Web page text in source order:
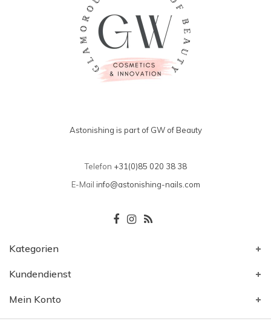
Astonishing is part of GW of Beauty
Telefon +31(0)85 020 38 38
E-Mail info@astonishing-nails.com
Kategorien
Kundendienst
Mein Konto